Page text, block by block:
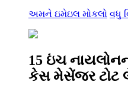
અમને ઇમેઇલ મોકલો વધુ
15 ઇંચ
કેસ મેસેંજર ટોટ